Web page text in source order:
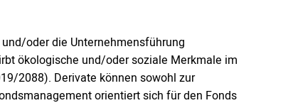
oder die Unternehmensführung
ökologische und/oder soziale Merkmale im
2088). Derivate können sowohl zur
orientiert sich für den Fonds